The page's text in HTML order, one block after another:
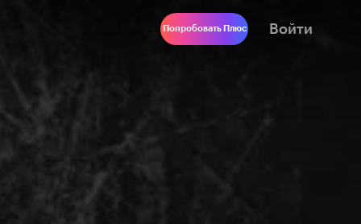
Попробовать Плюс Войти